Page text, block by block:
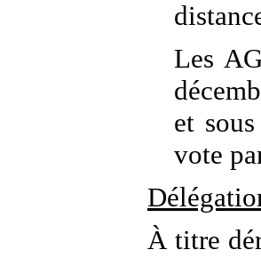
Les
et
vote
À titre